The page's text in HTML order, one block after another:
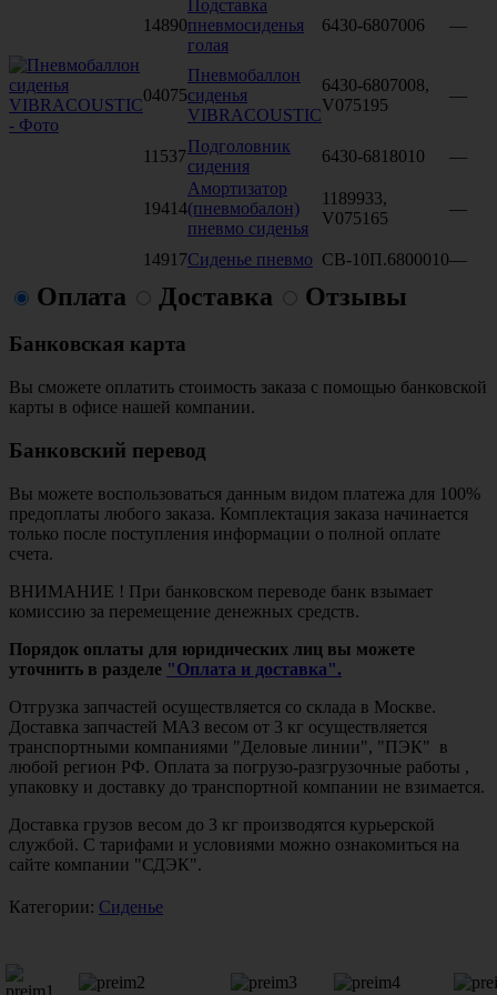
14890
Подставка
пневмосиденья
голая
6430-6807006 —
04075
Пневмобаллон
сиденья
VIBRACOUSTIC
6430-6807008,
V075195
—
11537
Подголовник
сидения
6430-6818010 —
19414
Амортизатор
(пневмобалон)
пневмо сиденья
1189933,
V075165
—
14917Сиденье пневмо СВ-10П.6800010—
Оплата Доставка Отзывы
Банковская карта
Вы сможете оплатить стоимость заказа с помощью банковской
карты в офисе нашей компании.
Банковский перевод
Вы можете воспользоваться данным видом платежа для 100%
предоплаты любого заказа. Комплектация заказа начинается
только после поступления информации о полной оплате
счета.
ВНИМАНИЕ ! При банковском переводе банк взымает
комиссию за перемещение денежных средств.
Порядок оплаты для юридических лиц вы можете
уточнить в разделе "Оплата и доставка".
Отгрузка запчастей осуществляется со склада в Москве.
Доставка запчастей МАЗ весом от 3 кг осуществляется
транспортными компаниями "Деловые линии", "ПЭК" в
любой регион РФ. Оплата за погрузо-разгрузочные работы ,
упаковку и доставку до транспортной компании не взимается.
Доставка грузов весом до 3 кг производятся курьерской
службой. С тарифами и условиями можно ознакомиться на
сайте компании "СДЭК".
Категории: Сиденье